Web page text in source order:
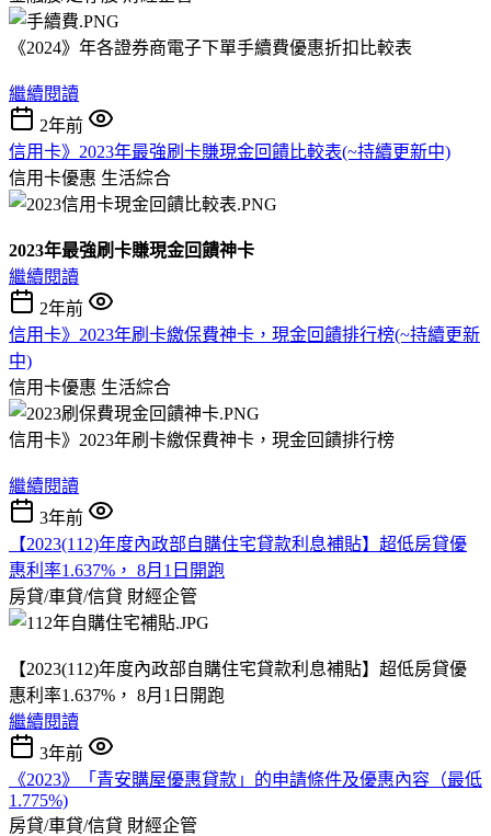
《2024》年各證券商電子下單手續費優惠折扣比較表
繼續閱讀
2年前
信用卡》2023年最強刷卡賺現金回饋比較表(~持續更新中)
信用卡優惠 生活綜合
2023年最強刷卡賺現金回饋神卡
繼續閱讀
2年前
信用卡》2023年刷卡繳保費神卡，現金回饋排行榜(~持續更新
中)
信用卡優惠 生活綜合
信用卡》2023年刷卡繳保費神卡，現金回饋排行榜
繼續閱讀
3年前
【2023(112)年度內政部自購住宅貸款利息補貼】超低房貸優
惠利率1.637%， 8月1日開跑
房貸/車貸/信貸 財經企管
【2023(112)年度內政部自購住宅貸款利息補貼】超低房貸優
惠利率1.637%， 8月1日開跑
繼續閱讀
3年前
《2023》「青安購屋優惠貸款」的申請條件及優惠內容（最低
1.775%)
房貸/車貸/信貸 財經企管